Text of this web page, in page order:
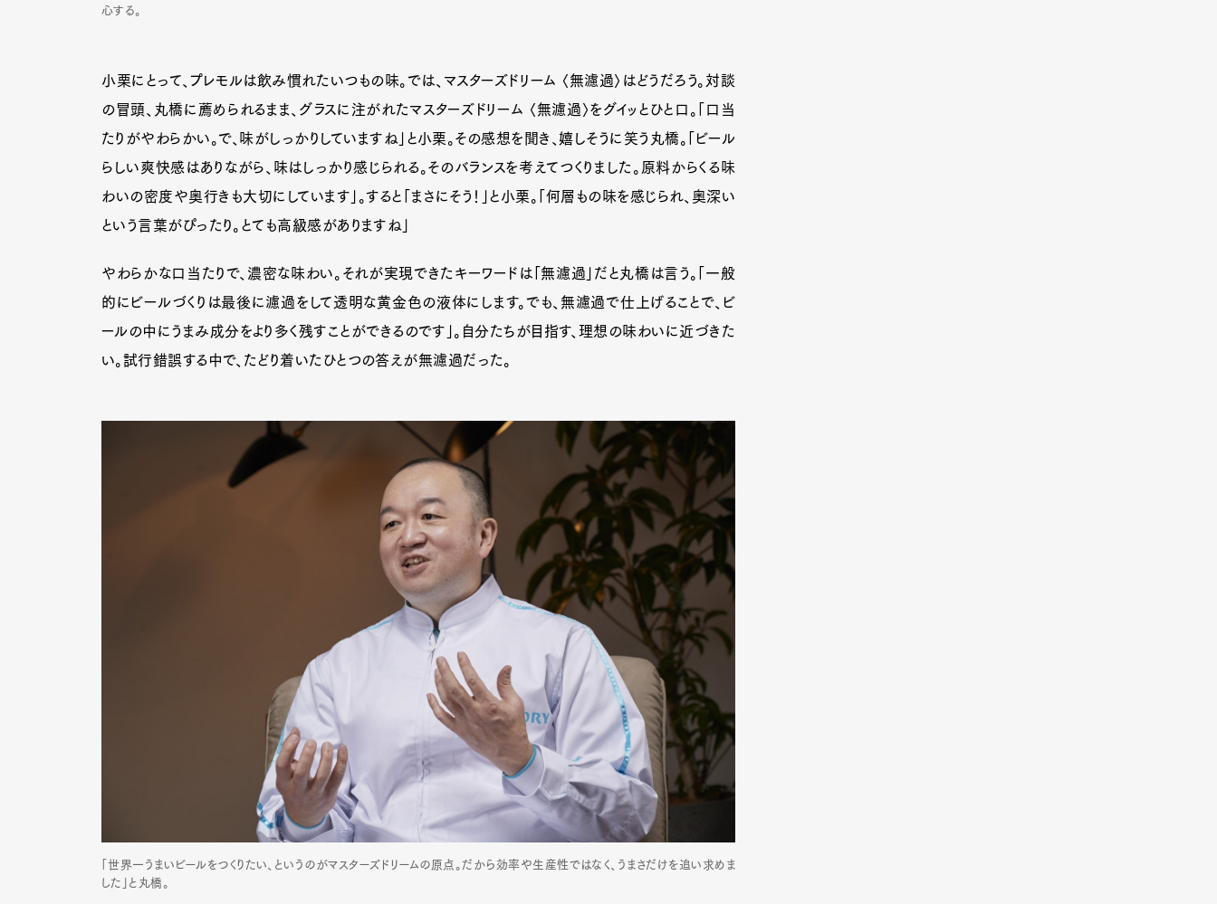
心する。
小栗にとって、プレモルは飲み慣れたいつもの味。では、マスターズドリーム 〈無濾過〉はどうだろう。対談
の冒頭、丸橋に薦められるまま、グラスに注がれたマスターズドリーム 〈無濾過〉をグイッとひと口。「口当
たりがやわらかい。で、味がしっかりしていますね」と小栗。その感想を聞き、嬉しそうに笑う丸橋。「ビール
らしい爽快感はありながら、味はしっかり感じられる。そのバランスを考えてつくりました。原料からくる味
わいの密度や奥行きも大切にしています」。すると「まさにそう！」と小栗。「何層もの味を感じられ、奥深い
という言葉がぴったり。とても高級感がありますね」
やわらかな口当たりで、濃密な味わい。それが実現できたキーワードは「無濾過」だと丸橋は言う。「一般
的にビールづくりは最後に濾過をして透明な黄金色の液体にします。でも、無濾過で仕上げることで、ビ
ールの中にうまみ成分をより多く残すことができるのです」。自分たちが目指す、理想の味わいに近づきた
い。試行錯誤する中で、たどり着いたひとつの答えが無濾過だった。
「世界一うまいビールをつくりたい、というのがマスターズドリームの原点。だから効率や生産性ではなく、うまさだけを追い求めま
した」と丸橋。